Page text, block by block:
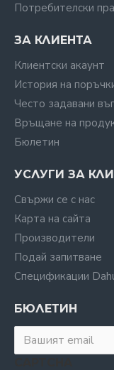
Потребителски
ЗА КЛИЕНТА
Клиентски акаунт
История на
Често задавани
Връщане на
Бюлетин
УСЛУГИ ЗА
Свържи се с нас
Карта на сайта
Производители
Подай запитване
Спецификации
БЮЛЕТИН